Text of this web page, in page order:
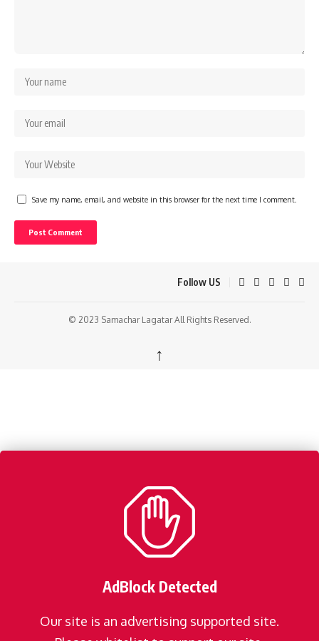
Save my name, email, and website in this browser for the next time I comment.
Follow US
© 2023 Samachar Lagatar All Rights Reserved.
↑
AdBlock Detected
Our site is an advertising supported site.